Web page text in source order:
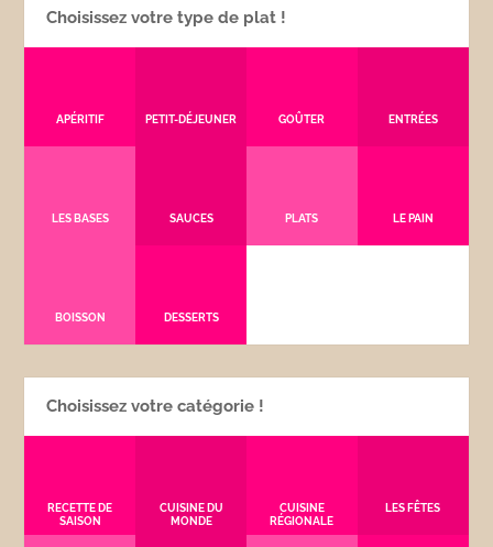
Choisissez votre type de plat !
APÉRITIF PETIT-DÉJEUNER GOÛTER ENTRÉES
LES BASES SAUCES PLATS LE PAIN
BOISSON DESSERTS
Choisissez votre catégorie !
RECETTE DE
SAISON
CUISINE DU
MONDE
CUISINE
RÉGIONALE
LES FÊTES